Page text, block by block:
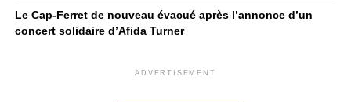
Le Cap-Ferret de nouveau évacué après l’annonce d’un
concert solidaire d’Afida Turner
ADVERTISEMENT